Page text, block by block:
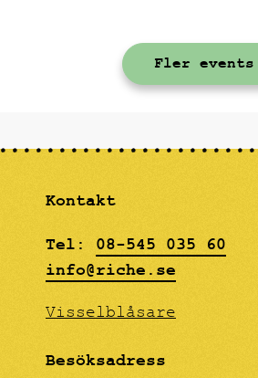
gräddstekta kantareller
på toast, svenska
signalkräftor med
klassiska tillbehör och
Fler events
Kontakt
Tel: 08-545 035 60
info@riche.se
Visselblåsare
Besöksadress